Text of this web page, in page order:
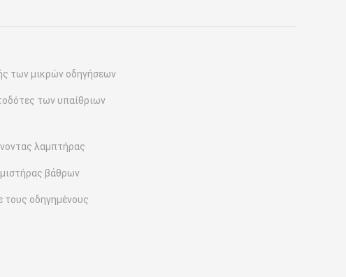
των μικρών οδηγήσεων
των υπαίθριων
λαμπτήρας
βάθρων
τους οδηγημένους